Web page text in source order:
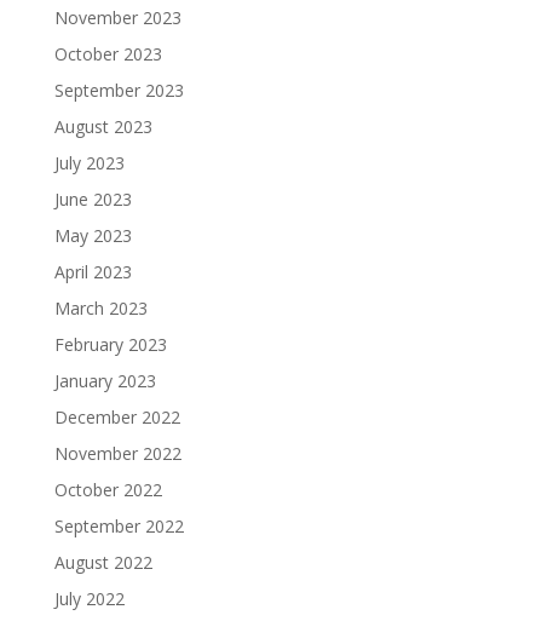
November 2023
October 2023
September 2023
August 2023
July 2023
June 2023
May 2023
April 2023
March 2023
February 2023
January 2023
December 2022
November 2022
October 2022
September 2022
August 2022
July 2022